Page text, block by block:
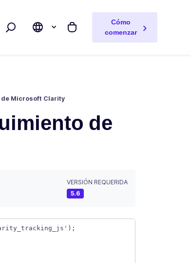
Buscar Mi carrito
Cómo
comenzar
Microsoft Clarity
de
VERSIÓN REQUERIDA
5.6